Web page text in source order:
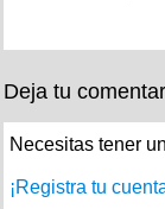
Deja tu
Necesitas tener
¡Registra tu